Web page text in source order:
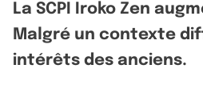
La SCPI Iroko Zen
Malgré un contexte
intérêts des anciens.